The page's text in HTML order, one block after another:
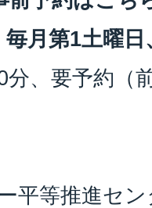
月第1土曜
、要予約（
平等推進セン